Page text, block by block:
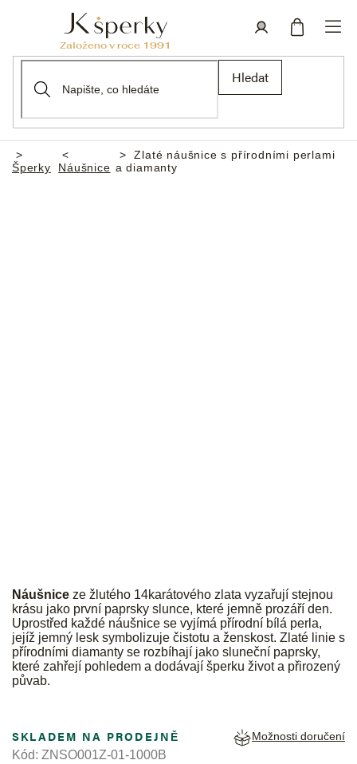
Hledat
Domů
Šperky Náušnice
Zlaté náušnice s přírodními perlami
a diamanty
Náušnice ze žlutého 14karátového zlata vyzařují stejnou
krásu jako první paprsky slunce, které jemně prozáří den.
Uprostřed každé náušnice se vyjímá přírodní bílá perla,
jejíž jemný lesk symbolizuje čistotu a ženskost. Zlaté linie s
přírodními diamanty se rozbíhají jako sluneční paprsky,
které zahřejí pohledem a dodávají šperku život a přirozený
půvab.
SKLADEM NA PRODEJNĚ Možnosti doručení
Kód: ZNSO001Z-01-1000B